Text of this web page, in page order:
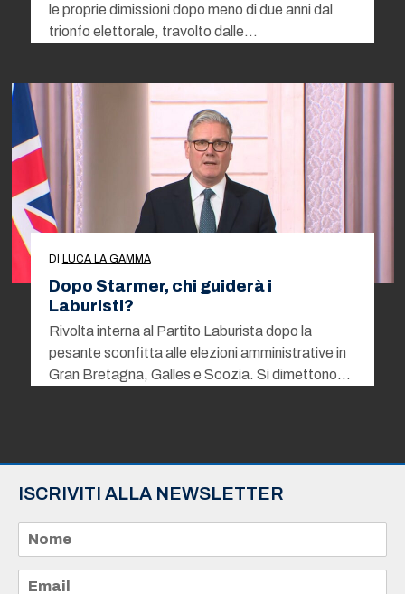
le proprie dimissioni dopo meno di due anni dal
trionfo elettorale, travolto dalle…
DI LUCA LA GAMMA
Dopo Starmer, chi guiderà i
Laburisti?
Rivolta interna al Partito Laburista dopo la
pesante sconfitta alle elezioni amministrative in
Gran Bretagna, Galles e Scozia. Si dimettono…
ISCRIVITI ALLA NEWSLETTER
m
e